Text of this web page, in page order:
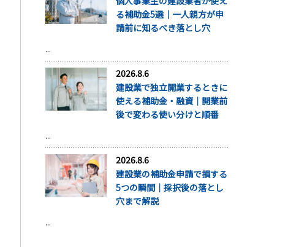
る補助金5選｜一人親方が申
請前に知るべき落とし穴
...
2026.8.6
建設業で独立開業するときに
使える補助金・融資｜開業前
後で変わる使い分けと順番
...
2026.8.6
建設業の補助金申請で損する
5つの瞬間｜採択後の落とし
穴まで解説
...